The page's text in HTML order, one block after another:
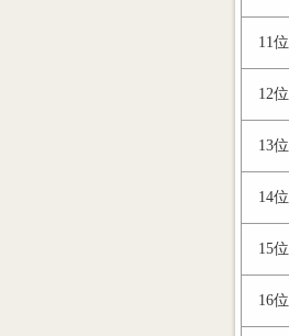
11位
12位
13位
14位
15位
16位